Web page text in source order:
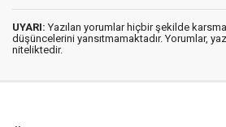
UYARI: Yazılan yorumlar hiçbir şekilde
düşüncelerini yansıtmamaktadır. Yorumlar,
niteliktedir.